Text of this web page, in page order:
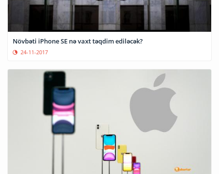
Növbəti iPhone SE nə vaxt təqdim ediləcək?
24-11-2017